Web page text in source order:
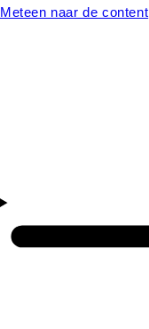
Meteen naar de content